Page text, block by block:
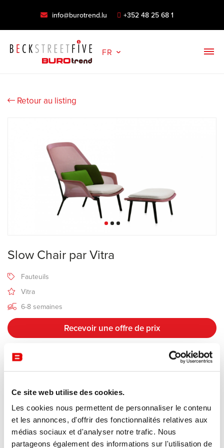
Ce site web utilise des cookies.
Les cookies nous permettent de personnaliser le contenu
et les annonces, d'offrir des fonctionnalités relatives aux
médias sociaux et d'analyser notre trafic. Nous
partageons également des informations sur l'utilisation de
info@burotrend.lu +352 48 25 68 1
FR
Retour au listing
Slow Chair par Vitra
Fauteuils
Vitra
6-8 semaines
Recevoir une offre de prix
Description
Pour leurSlow chair, Ronan et Erwan Bouroullec utilisent un textile
extrêmement résistant tricoté sur mesure, qui est enfilé comme un
bas sur la structure du fauteuil et qui épouse parfaitement ses
formes. Ce revêtement en jersey donne au Slow Chair un confort